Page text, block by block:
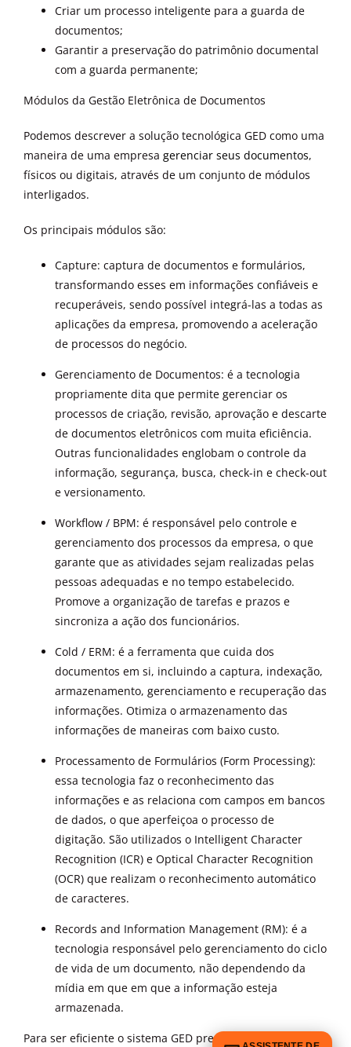
Criar um processo inteligente para a guarda de
documentos;
Garantir a preservação do patrimônio documental
com a guarda permanente;
Módulos da Gestão Eletrônica de Documentos
Podemos descrever a solução tecnológica GED como uma
maneira de uma empresa gerenciar seus documentos,
físicos ou digitais, através de um conjunto de módulos
interligados.
Os principais módulos são:
Capture: captura de documentos e formulários,
transformando esses em informações confiáveis e
recuperáveis, sendo possível integrá-las a todas as
aplicações da empresa, promovendo a aceleração
de processos do negócio.
Gerenciamento de Documentos: é a tecnologia
propriamente dita que permite gerenciar os
processos de criação, revisão, aprovação e descarte
de documentos eletrônicos com muita eficiência.
Outras funcionalidades englobam o controle da
informação, segurança, busca, check-in e check-out
e versionamento.
Workflow / BPM: é responsável pelo controle e
gerenciamento dos processos da empresa, o que
garante que as atividades sejam realizadas pelas
pessoas adequadas e no tempo estabelecido.
Promove a organização de tarefas e prazos e
sincroniza a ação dos funcionários.
Cold / ERM: é a ferramenta que cuida dos
documentos em si, incluindo a captura, indexação,
armazenamento, gerenciamento e recuperação das
informações. Otimiza o armazenamento das
informações de maneiras com baixo custo.
Processamento de Formulários (Form Processing):
essa tecnologia faz o reconhecimento das
informações e as relaciona com campos em bancos
de dados, o que aperfeiçoa o processo de
digitação. São utilizados o Intelligent Character
Recognition (ICR) e Optical Character Recognition
(OCR) que realizam o reconhecimento automático
de caracteres.
Records and Information Management (RM): é a
tecnologia responsável pelo gerenciamento do ciclo
de vida de um documento, não dependendo da
mídia em que em que a informação esteja
armazenada.
Para ser eficiente o sistema GED precisa implementar